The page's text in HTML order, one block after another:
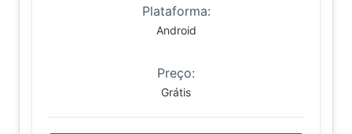
Plataforma:
Android
Preço:
Grátis